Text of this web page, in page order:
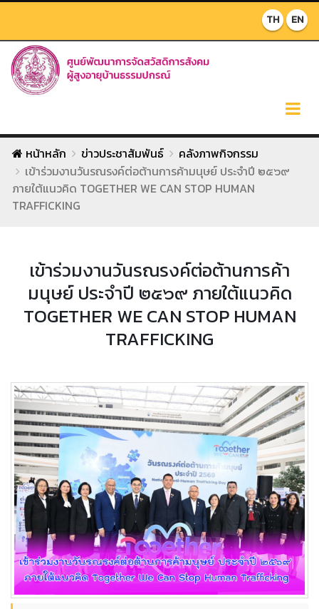
TH EN
หน้าหลัก ข่าวประชาสัมพันธ์
คลังภาพกิจกรรม
เข้าร่วมงานวันรณรงค์ต่อต้านการค้ามนุษย์ ประจำปี ๒๕๖๙
ภายใต้แนวคิด TOGETHER WE CAN STOP HUMAN
TRAFFICKING
เข้าร่วมงานวันรณรงค์ต่อต้านการค้า
มนุษย์ ประจำปี ๒๕๖๙ ภายใต้แนวคิด
TOGETHER WE CAN STOP HUMAN
TRAFFICKING